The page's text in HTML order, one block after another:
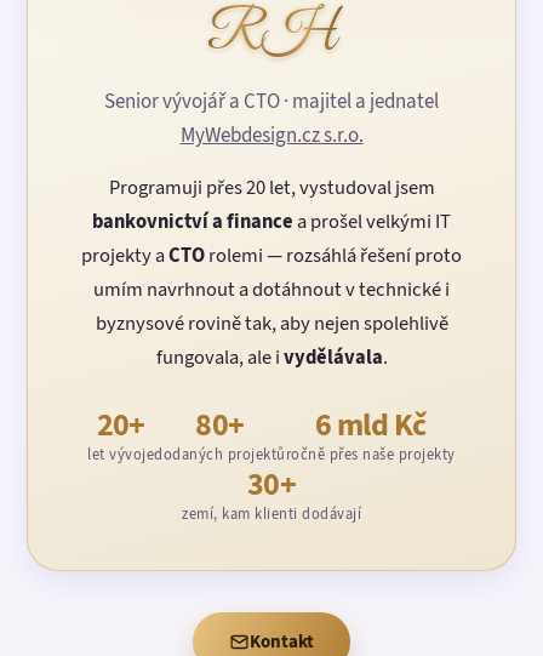
RH
Senior vývojář a CTO · majitel a jednatel
MyWebdesign.cz s.r.o.
Programuji přes 20 let, vystudoval jsem
bankovnictví a finance a prošel velkými IT
projekty aCTOrolemi — rozsáhlá řešení proto
umím navrhnout a dotáhnout v technické i
byznysové rovině tak, aby nejen spolehlivě
fungovala, ale ivydělávala.
20+
let vývoje
80+
dodaných projektů
6 mld Kč
ročně přes naše projekty
30+
zemí, kam klienti dodávají
Kontakt